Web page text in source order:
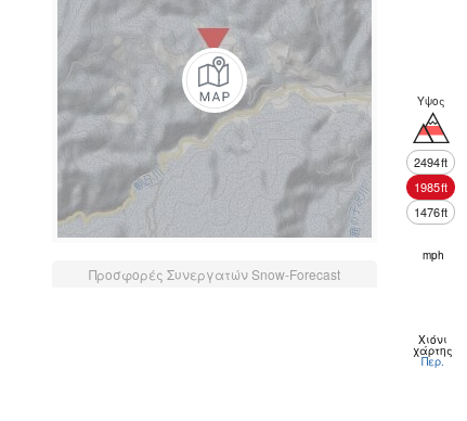
Προσφορές Συνεργατών Snow-Forecast
Υψος
2494ft
1985ft
1476ft
mph
Χιόνι
χάρτης
Περ.